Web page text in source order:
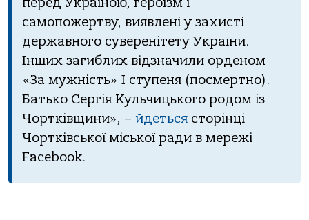
самопожертву, виявлені у захисті
державного суверенітету України.
Інших загиблих відзначили орденом
«За мужність» І ступеня (посмертно).
Батько Сергія Кульчицького родом із
Чортківщини», – йдеться сторінці
Чортківської міської ради в мережі
Facebook.